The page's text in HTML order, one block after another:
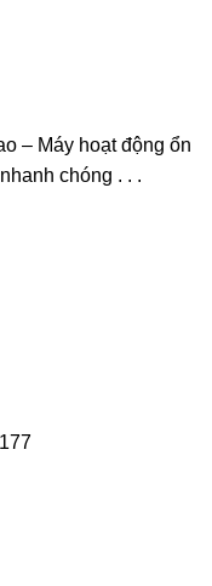
– Máy hoạt động ổn
chóng . . .